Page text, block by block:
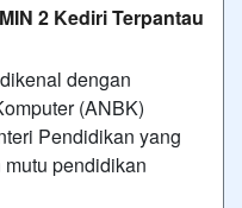
2 Kediri Terpantau
dengan
(ANBK)
Pendidikan yang
pendidikan